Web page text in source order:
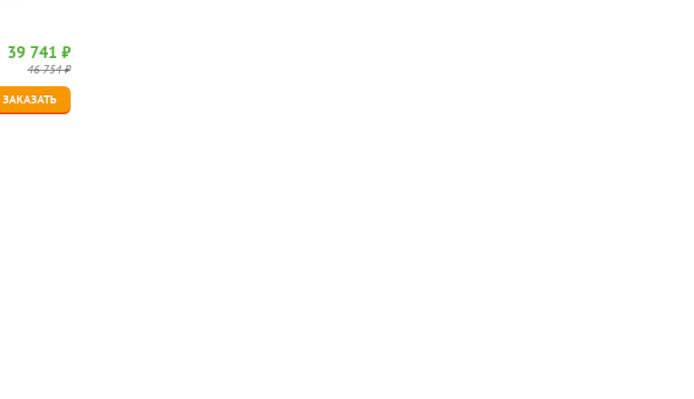
39 741 ₽
46 754 ₽
ЗАКАЗАТЬ